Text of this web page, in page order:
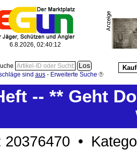
6.8.2026, 02:40:13
sind aus- Erweiterte Suche
-- ** Geht
20376470 •